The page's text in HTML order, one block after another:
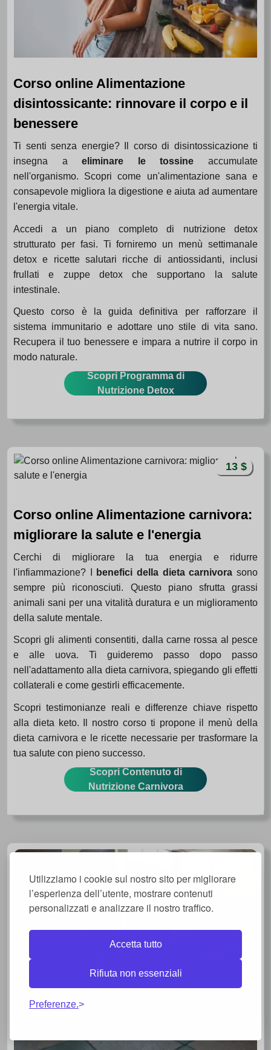
Utilizziamo i cookie sul nostro sito per migliorare
l’esperienza dell’utente, mostrare contenuti
personalizzati e analizzare il nostro traffico.
Accetta tutto
Rifiuta non essenziali
Preferenze.
Corso online Alimentazione
disintossicante: rinnovare il corpo e il
benessere
Ti senti senza energie? Il corso di disintossicazione ti
insegna aeliminare le tossine accumulate
nell'organismo. Scopri come un'alimentazione sana e
consapevole migliora la digestione e aiuta ad aumentare
l'energia vitale.
Accedi a un piano completo di nutrizione detox
strutturato per fasi. Ti forniremo un menù settimanale
detox e ricette salutari ricche di antiossidanti, inclusi
frullati e zuppe detox che supportano la salute
intestinale.
Questo corso è la guida definitiva per rafforzare il
sistema immunitario e adottare uno stile di vita sano.
Recupera il tuo benessere e impara a nutrire il corpo in
modo naturale.
Scopri Programma di
Nutrizione Detox
Corso online Alimentazione carnivora:
migliorare la salute e l'energia
13 $
Cerchi di migliorare la tua energia e ridurre
l'infiammazione? I
benefici della dieta carnivora sono
sempre più riconosciuti. Questo piano sfrutta grassi
animali sani per una vitalità duratura e un miglioramento
della salute mentale.
Scopri gli alimenti consentiti, dalla carne rossa al pesce
e alle uova. Ti guideremo passo dopo passo
nell'adattamento alla dieta carnivora, spiegando gli effetti
collaterali e come gestirli efficacemente.
Scopri testimonianze reali e differenze chiave rispetto
alla dieta keto. Il nostro corso ti propone il menù della
dieta carnivora e le ricette necessarie per trasformare la
tua salute con pieno successo.
Scopri Contenuto di
Nutrizione Carnivora